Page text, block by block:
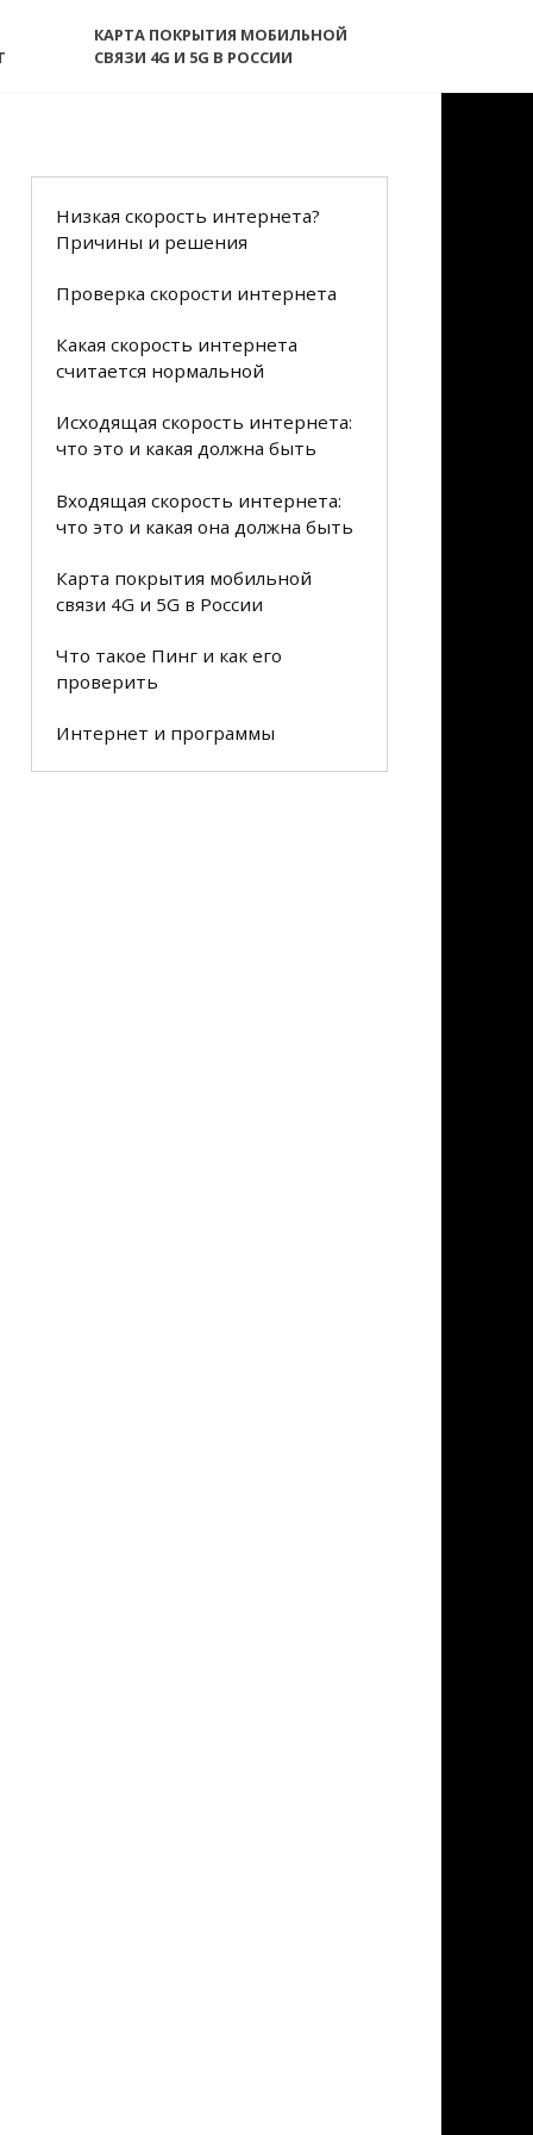
КАРТА ПОКРЫТИЯ МОБИЛЬНОЙ
СВЯЗИ 4G И 5G В РОССИИ
Низкая скорость интернета?
Причины и решения
Проверка скорости интернета
Какая скорость интернета
считается нормальной
Исходящая скорость интернета:
что это и какая должна быть
Входящая скорость интернета:
что это и какая она должна быть
Карта покрытия мобильной
связи 4G и 5G в России
Что такое Пинг и как его
проверить
Интернет и программы